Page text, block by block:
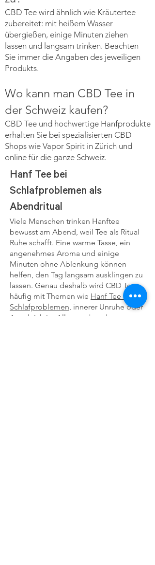
CBD Tee wird ähnlich wie Kräutertee
zubereitet: mit heißem Wasser
übergießen, einige Minuten ziehen
lassen und langsam trinken. Beachten
Sie immer die Angaben des jeweiligen
Produkts.
Wo kann man CBD Tee in
der Schweiz kaufen?
CBD Tee und hochwertige Hanfprodukte
erhalten Sie bei spezialisierten CBD
Shops wie Vapor Spirit in Zürich und
online für die ganze Schweiz.
Hanf Tee bei
Schlafproblemen als
Abendritual
Viele Menschen trinken Hanftee
bewusst am Abend, weil Tee als Ritual
Ruhe schafft. Eine warme Tasse, ein
angenehmes Aroma und einige
Minuten ohne Ablenkung können
helfen, den Tag langsam ausklingen zu
lassen. Genau deshalb wird CBD Tee
häufig mit Themen wie Hanf Tee bei
Schlafproblemen, innerer Unruhe oder
Ausgleich im Alltag verbunden.